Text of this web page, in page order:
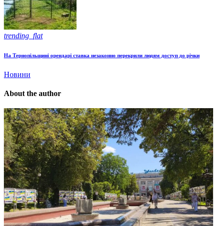
trending_flat
На Тернопільщині орендарі ставка незаконно перекрили людям доступ до річки
Новини
About the author